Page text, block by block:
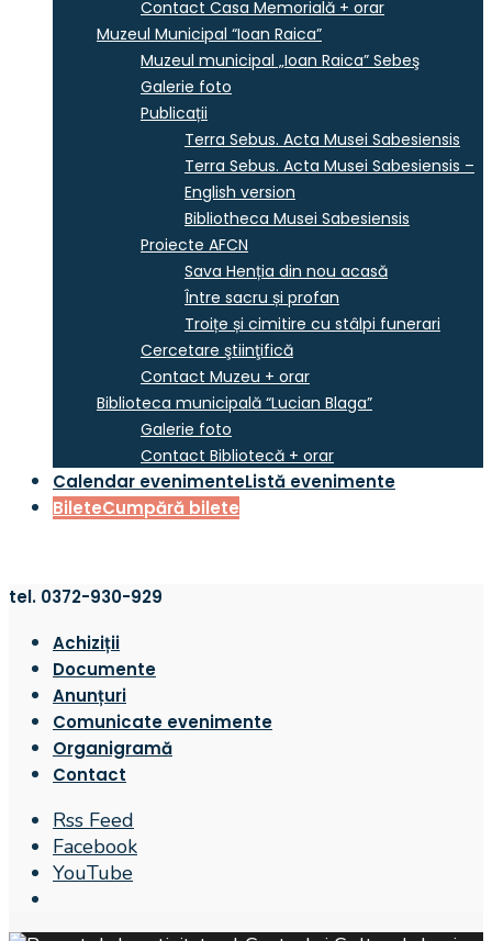
Contact Casa Memorială + orar
Muzeul Municipal “Ioan Raica”
Muzeul municipal „Ioan Raica” Sebeş
Galerie foto
Publicații
Terra Sebus. Acta Musei Sabesiensis
Terra Sebus. Acta Musei Sabesiensis –
English version
Bibliotheca Musei Sabesiensis
Proiecte AFCN
Sava Henția din nou acasă
Între sacru și profan
Troițe și cimitire cu stâlpi funerari
Cercetare ştiinţifică
Contact Muzeu + orar
Biblioteca municipală “Lucian Blaga”
Galerie foto
Contact Bibliotecă + orar
Calendar evenimenteListă evenimente
BileteCumpără bilete
tel. 0372-930-929
Achiziții
Documente
Anunțuri
Comunicate evenimente
Organigramă
Contact
Rss Feed
Facebook
YouTube
Search